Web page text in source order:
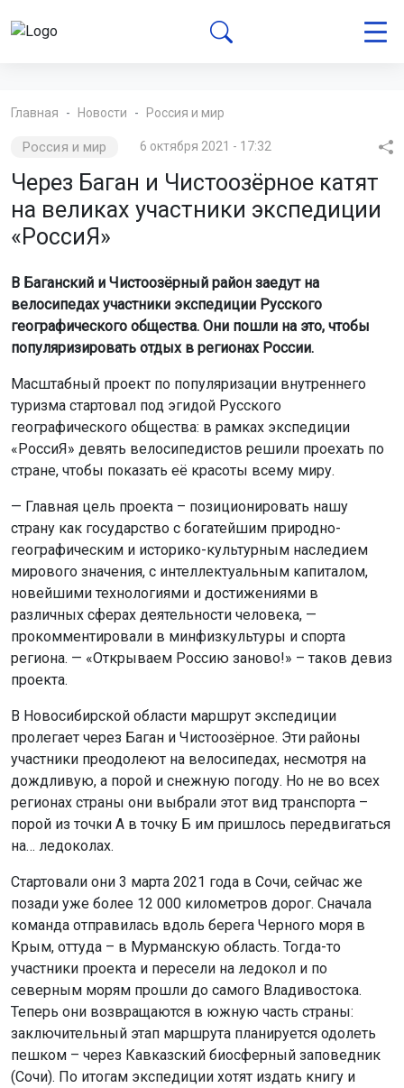
Главная Новости Россия и мир
Россия и мир 6 октября 2021 - 17:32
Через Баган и Чистоозёрное катят
на великах участники экспедиции
«РоссиЯ»
В Баганский и Чистоозёрный район заедут на
велосипедах участники экспедиции Русского
географического общества. Они пошли на это, чтобы
популяризировать отдых в регионах России.
Масштабный проект по популяризации внутреннего
туризма стартовал под эгидой Русского
географического общества: в рамках экспедиции
«РоссиЯ» девять велосипедистов решили проехать по
стране, чтобы показать её красоты всему миру.
— Главная цель проекта – позиционировать нашу
страну как государство с богатейшим природно-
географическим и историко-культурным наследием
мирового значения, с интеллектуальным капиталом,
новейшими технологиями и достижениями в
различных сферах деятельности человека, —
прокомментировали в минфизкультуры и спорта
региона. — «Открываем Россию заново!» – таков девиз
проекта.
В Новосибирской области маршрут экспедиции
пролегает через Баган и Чистоозёрное. Эти районы
участники преодолеют на велосипедах, несмотря на
дождливую, а порой и снежную погоду. Но не во всех
регионах страны они выбрали этот вид транспорта –
порой из точки А в точку Б им пришлось передвигаться
на… ледоколах.
Стартовали они 3 марта 2021 года в Сочи, сейчас же
позади уже более 12 000 километров дорог. Сначала
команда отправилась вдоль берега Черного моря в
Крым, оттуда – в Мурманскую область. Тогда-то
участники проекта и пересели на ледокол и по
северным морям прошли до самого Владивостока.
Теперь они возвращаются в южную часть страны:
заключительный этап маршрута планируется одолеть
пешком – через Кавказский биосферный заповедник
(Сочи). По итогам экспедиции хотят издать книгу и